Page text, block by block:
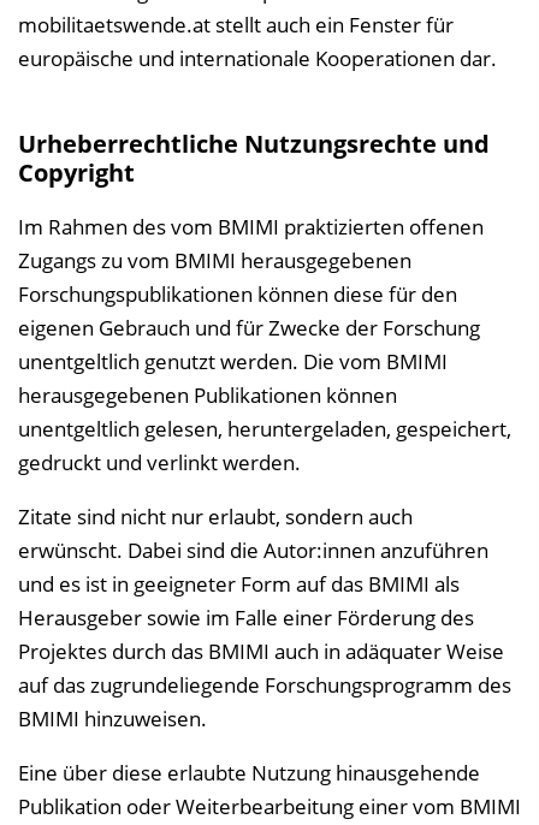
mobilitaetswende.at stellt auch ein Fenster für
europäische und internationale Kooperationen dar.
Urheberrechtliche Nutzungsrechte und
Copyright
Im Rahmen des vom BMIMI praktizierten offenen
Zugangs zu vom BMIMI herausgegebenen
Forschungspublikationen können diese für den
eigenen Gebrauch und für Zwecke der Forschung
unentgeltlich genutzt werden. Die vom BMIMI
herausgegebenen Publikationen können
unentgeltlich gelesen, heruntergeladen, gespeichert,
gedruckt und verlinkt werden.
Zitate sind nicht nur erlaubt, sondern auch
erwünscht. Dabei sind die Autor:innen anzuführen
und es ist in geeigneter Form auf das BMIMI als
Herausgeber sowie im Falle einer Förderung des
Projektes durch das BMIMI auch in adäquater Weise
auf das zugrundeliegende Forschungs­programm des
BMIMI hinzuweisen.
Eine über diese erlaubte Nutzung hinausgehende
Publikation oder Weiterbearbeitung einer vom BMIMI